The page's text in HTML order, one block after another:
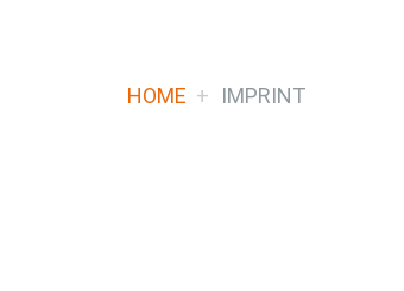
HOME IMPRINT